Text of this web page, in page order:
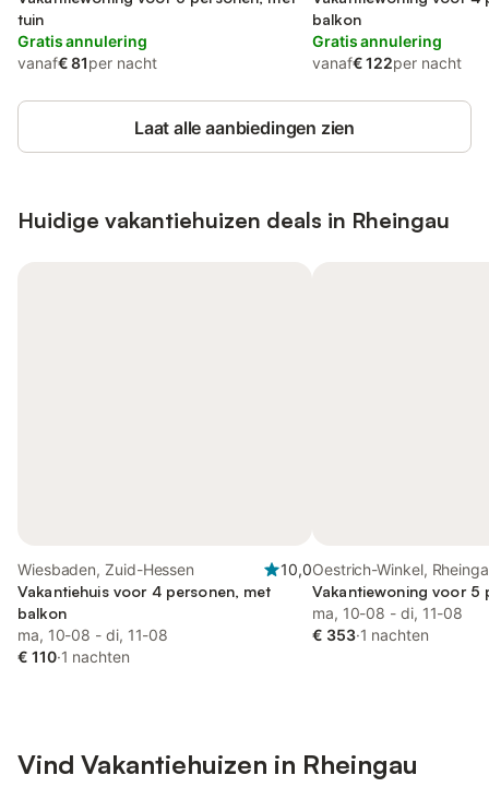
tuin
Gratis annulering
vanaf€ 81per nacht
balkon
Gratis annulering
vanaf€ 122per nacht
Laat alle aanbiedingen zien
Huidige vakantiehuizen deals in Rheingau
Wiesbaden, Zuid-Hessen
10,0
Vakantiehuis voor 4 personen, met
balkon
ma, 10-08 - di, 11-08
€ 110·1 nachten
Oestrich-Winkel,
Vakantiewoning voor 5
ma, 10-08 - di, 11-08
€ 353·1 nachten
Vind Vakantiehuizen in Rheingau